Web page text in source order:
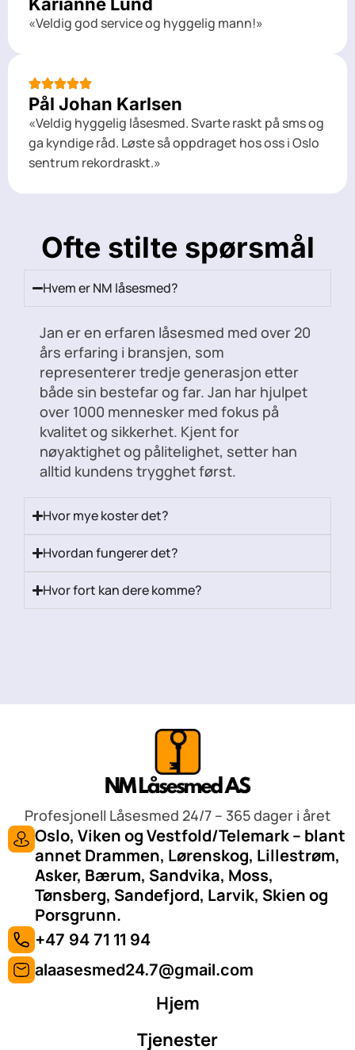
«Veldig god service og hyggelig mann!»
Pål Johan Karlsen
«Veldig hyggelig låsesmed. Svarte raskt på sms og
ga kyndige råd. Løste så oppdraget hos oss i Oslo
sentrum rekordraskt.»
Ofte stilte spørsmål
Hvem er NM låsesmed?
Jan er en erfaren låsesmed med over 20
års erfaring i bransjen, som
representerer tredje generasjon etter
både sin bestefar og far. Jan har hjulpet
over 1000 mennesker med fokus på
kvalitet og sikkerhet. Kjent for
nøyaktighet og pålitelighet, setter han
alltid kundens trygghet først.
Hvor mye koster det?
Hvordan fungerer det?
Hvor fort kan dere komme?
Profesjonell Låsesmed 24/7 – 365 dager i året
Oslo, Viken og Vestfold/Telemark – blant
annet Drammen, Lørenskog, Lillestrøm,
Asker, Bærum, Sandvika, Moss,
Tønsberg, Sandefjord, Larvik, Skien og
Porsgrunn.
+47 94 71 11 94
alaasesmed24.7@gmail.com
Hjem
Tjenester